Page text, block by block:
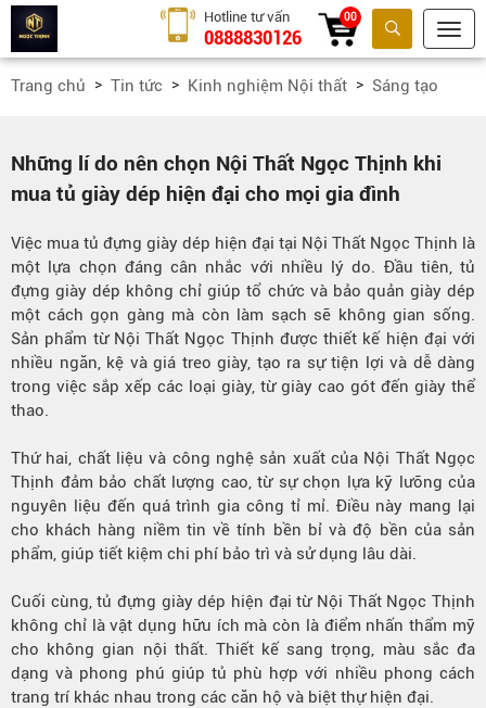
Tìm kiếm
Hotline tư vấn
0888830126
00
Trang chủ Tin tức Kinh nghiệm Nội thất Sáng tạo
Những lí do nên chọn Nội Thất Ngọc Thịnh khi
mua tủ giày dép hiện đại cho mọi gia đình
Việc mua tủ đựng giày dép hiện đại tại Nội Thất Ngọc Thịnh là
một lựa chọn đáng cân nhắc với nhiều lý do. Đầu tiên, tủ
đựng giày dép không chỉ giúp tổ chức và bảo quản giày dép
một cách gọn gàng mà còn làm sạch sẽ không gian sống.
Sản phẩm từ Nội Thất Ngọc Thịnh được thiết kế hiện đại với
nhiều ngăn, kệ và giá treo giày, tạo ra sự tiện lợi và dễ dàng
trong việc sắp xếp các loại giày, từ giày cao gót đến giày thể
thao.
Thứ hai, chất liệu và công nghệ sản xuất của Nội Thất Ngọc
Thịnh đảm bảo chất lượng cao, từ sự chọn lựa kỹ lưỡng của
nguyên liệu đến quá trình gia công tỉ mỉ. Điều này mang lại
cho khách hàng niềm tin về tính bền bỉ và độ bền của sản
phẩm, giúp tiết kiệm chi phí bảo trì và sử dụng lâu dài.
Cuối cùng, tủ đựng giày dép hiện đại từ Nội Thất Ngọc Thịnh
không chỉ là vật dụng hữu ích mà còn là điểm nhấn thẩm mỹ
cho không gian nội thất. Thiết kế sang trọng, màu sắc đa
dạng và phong phú giúp tủ phù hợp với nhiều phong cách
trang trí khác nhau trong các căn hộ và biệt thự hiện đại.